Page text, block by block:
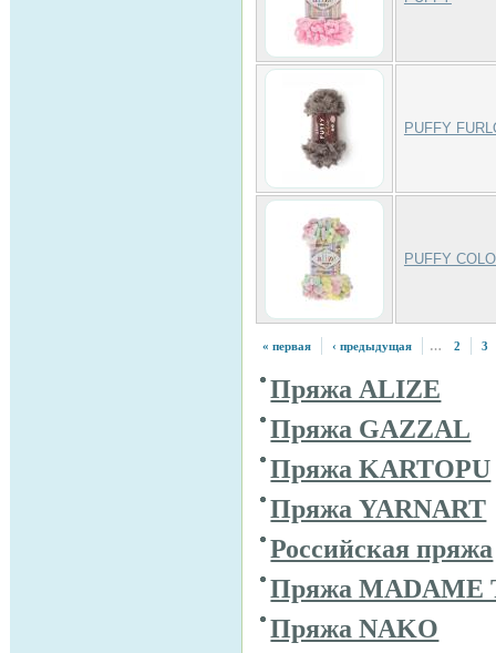
PUFFY
PUFFY
« первая ‹ предыдущая … 2 3
Пряжа ALIZE
Пряжа GAZZAL
Пряжа KARTOPU
Пряжа YARNART
Российская пряжа
Пряжа MADAME
Пряжа NAKO